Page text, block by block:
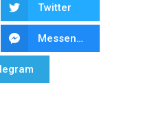
Twitter
Messenger